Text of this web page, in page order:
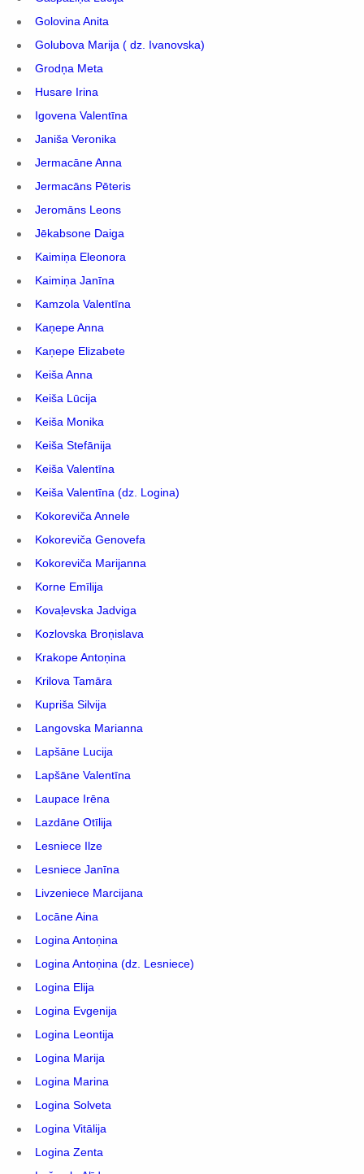
Golovina Anita
Golubova Marija ( dz. Ivanovska)
Grodņa Meta
Husare Irina
Igovena Valentīna
Janiša Veronika
Jermacāne Anna
Jermacāns Pēteris
Jeromāns Leons
Jēkabsone Daiga
Kaimiņa Eleonora
Kaimiņa Janīna
Kamzola Valentīna
Kaņepe Anna
Kaņepe Elizabete
Keiša Anna
Keiša Lūcija
Keiša Monika
Keiša Stefānija
Keiša Valentīna
Keiša Valentīna (dz. Logina)
Kokoreviča Annele
Kokoreviča Genovefa
Kokoreviča Marijanna
Korne Emīlija
Kovaļevska Jadviga
Kozlovska Broņislava
Krakope Antoņina
Krilova Tamāra
Kupriša Silvija
Langovska Marianna
Lapšāne Lucija
Lapšāne Valentīna
Laupace Irēna
Lazdāne Otīlija
Lesniece Ilze
Lesniece Janīna
Livzeniece Marcijana
Locāne Aina
Logina Antoņina
Logina Antoņina (dz. Lesniece)
Logina Elija
Logina Evgenija
Logina Leontija
Logina Marija
Logina Marina
Logina Solveta
Logina Vitālija
Logina Zenta